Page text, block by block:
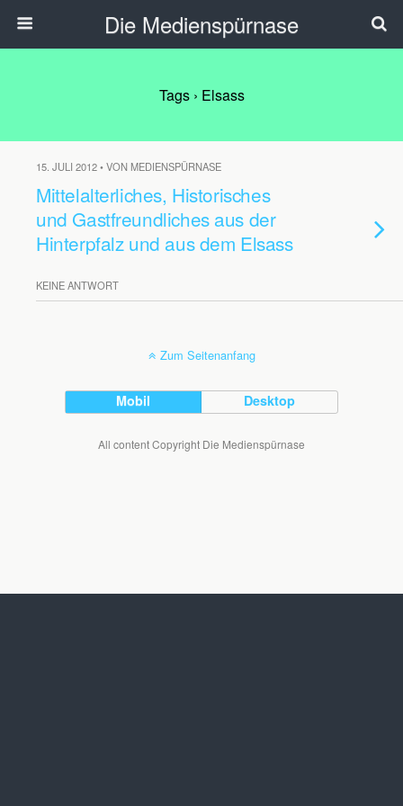
Die Medienspürnase
Tags › Elsass
15. JULI 2012 • VON MEDIENSPÜRNASE
Mittelalterliches, Historisches
und Gastfreundliches aus der
Hinterpfalz und aus dem Elsass
KEINE ANTWORT
Zum Seitenanfang
Mobil Desktop
All content Copyright Die Medienspürnase